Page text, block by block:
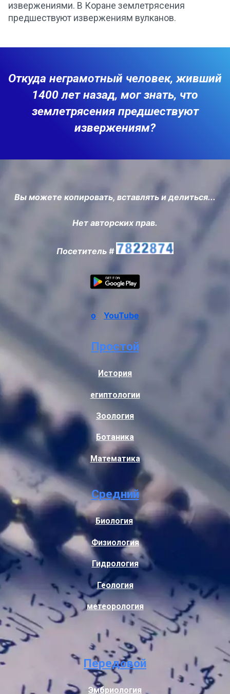
извержениями. В Коране землетрясения
предшествуют извержениям вулканов.
Откуда неграмотный человек, живший
1400 лет назад, мог знать, что
землетрясения предшествуют
извержениям?
Вы можете копировать, вставлять и делиться...
Нет авторских прав.
Посетитель #
о YouTube
Простой
История
египтологии
Зоология
Ботаника
Математика
Средний
Биология
Физиология
Гидрология
Геология
метеорология
Передовой
Эмбриология